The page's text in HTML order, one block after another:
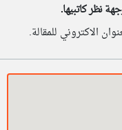
نظر كاتبيها.
الاكتروني للمقالة.